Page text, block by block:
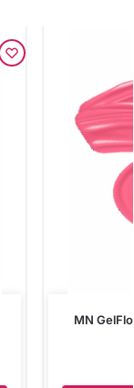
MN